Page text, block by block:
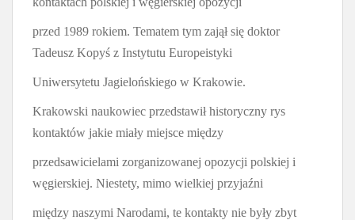
przed 1989 rokiem. Tematem tym zajął się doktor
Tadeusz Kopyś z Instytutu Europeistyki
Uniwersytetu Jagielońskiego w Krakowie.
Krakowski naukowiec przedstawił historyczny rys
kontaktów jakie miały miejsce między
przedsawicielami zorganizowanej opozycji polskiej i
węgierskiej. Niestety, mimo wielkiej przyjaźni
między naszymi Narodami, te kontakty nie były zbyt